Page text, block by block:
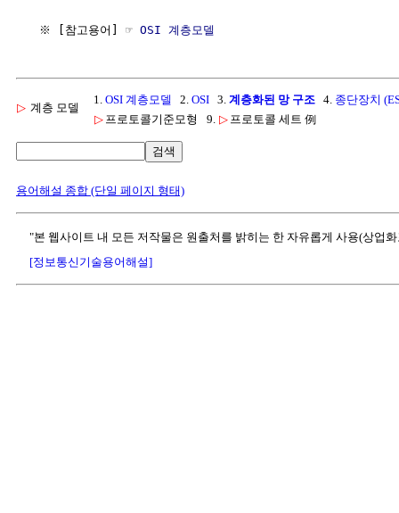
  ※ [참고용어] ☞
OSI 계층모델
▷ 계층 모델
1. OSI 계층모델 2. OSI 3. 계층화된 망 구조 4. 종단장치
▷ 프로토콜기준모형 9. ▷ 프로토콜 세트 例
검색
용어해설 종합 (단일 페이지 형태)
"본 웹사이트 내 모든 저작물은 원출처를 밝히는 한 자유롭게 사용(상업
[정보통신기술용어해설]